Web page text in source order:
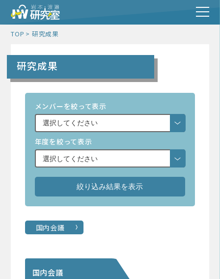
TOP 研究成果
研究成果
メンバーを絞って表示
年度を絞って表示
国内会議
国内会議